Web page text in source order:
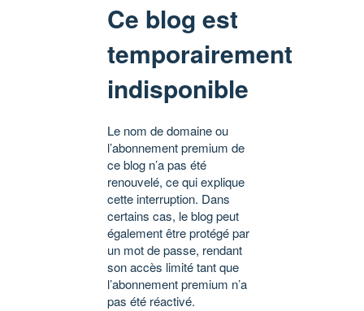
Ce blog est
temporairement
indisponible
Le nom de domaine ou
l’abonnement premium de
ce blog n’a pas été
renouvelé, ce qui explique
cette interruption. Dans
certains cas, le blog peut
également être protégé par
un mot de passe, rendant
son accès limité tant que
l’abonnement premium n’a
pas été réactivé.